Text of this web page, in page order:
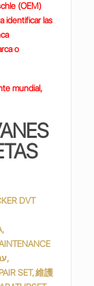
(OEM)
identificar las
o
mundial,
DVT
SET, 維護